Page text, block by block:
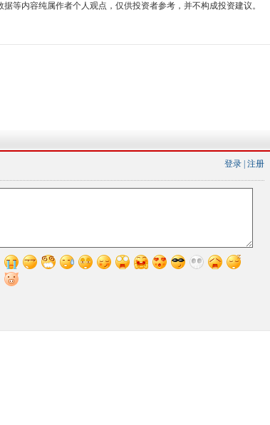
等内容纯属作者个人观点，仅供投资者参考，并不构成投资建议。
登录 注册